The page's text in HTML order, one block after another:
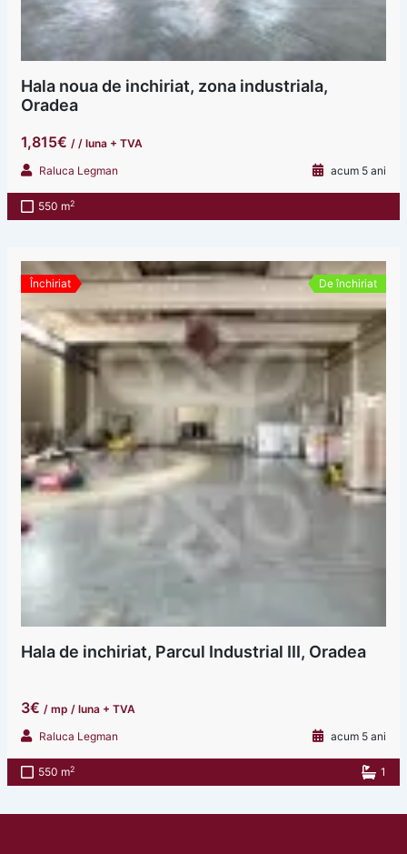
Hala noua de inchiriat, zona industriala,
Oradea
1,815€ / / luna + TVA
Raluca Legman
acum 5 ani
550 m2
Închiriat De închiriat
Hala de inchiriat, Parcul Industrial III, Oradea
3€ / mp / luna + TVA
Raluca Legman
acum 5 ani
550 m2 1